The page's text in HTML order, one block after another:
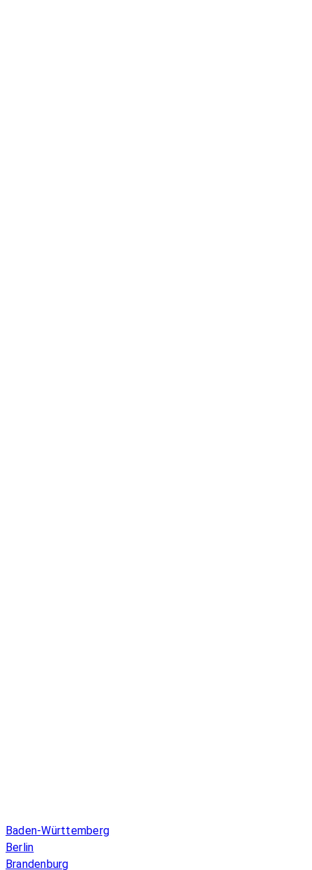
Baden-Württemberg
Berlin
Brandenburg